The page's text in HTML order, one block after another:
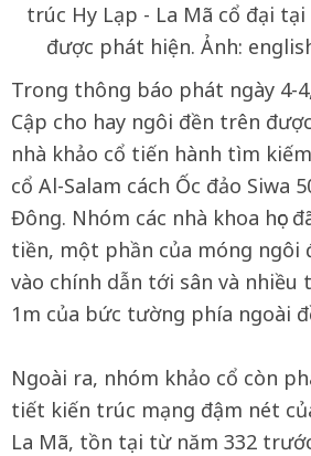
trúc Hy Lạp - La Mã cổ đại tại
được phát hiện. Ảnh:
Trong thông báo phát ngày 4-
Cập cho hay ngôi đền trên
nhà khảo cổ tiến hành tìm
cổ Al-Salam cách Ốc đảo Siwa
Đông. Nhóm các nhà khoa học
tiền, một phần của móng ngôi
vào chính dẫn tới sân và nhiều
1m của bức tường phía ngoài
Ngoài ra, nhóm khảo cổ còn
tiết kiến trúc mạng đậm nét
La Mã, tồn tại từ năm 332